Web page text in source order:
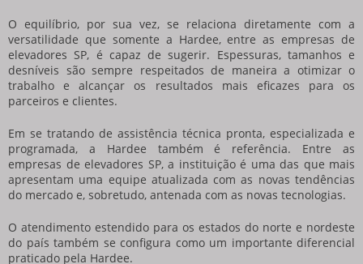
O equilíbrio, por sua vez, se relaciona diretamente com a
versatilidade que somente a Hardee, entre as empresas de
elevadores SP, é capaz de sugerir. Espessuras, tamanhos e
desníveis são sempre respeitados de maneira a otimizar o
trabalho e alcançar os resultados mais eficazes para os
parceiros e clientes.
Em se tratando de assistência técnica pronta, especializada e
programada, a Hardee também é referência. Entre as
empresas de elevadores SP, a instituição é uma das que mais
apresentam uma equipe atualizada com as novas tendências
do mercado e, sobretudo, antenada com as novas tecnologias.
O atendimento estendido para os estados do norte e nordeste
do país também se configura como um importante diferencial
praticado pela Hardee.